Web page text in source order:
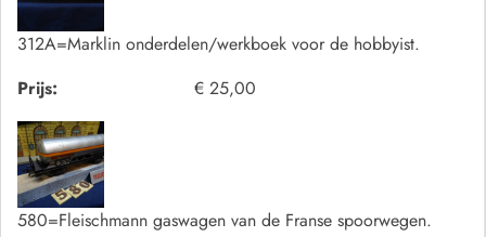
312A=Marklin onderdelen/werkboek voor de hobbyist.
Prijs:
€ 25,00
580=Fleischmann gaswagen van de Franse spoorwegen.